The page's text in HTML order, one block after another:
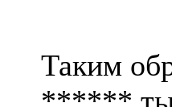
Таким